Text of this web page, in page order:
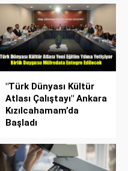
"Türk Dünyası Kültür
Atlası Çalıştayı" Ankara
Kızılcahamam’da
Başladı